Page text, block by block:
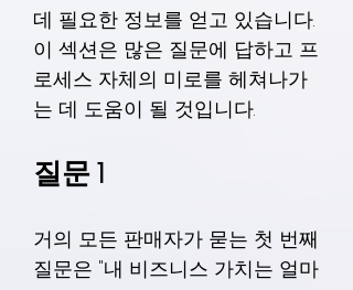
데 필요한 정보를 얻고 있습니다.
이 섹션은 많은 질문에 답하고 프
로세스 자체의 미로를 헤쳐나가
는 데 도움이 될 것입니다.
질문 1
거의 모든 판매자가 묻는 첫 번째
질문은 "내 비즈니스 가치는 얼마